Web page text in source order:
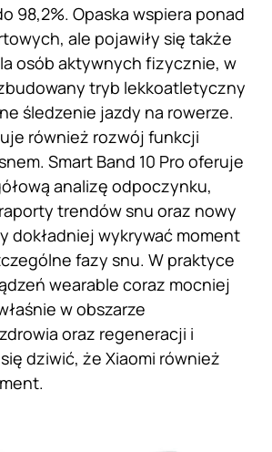
98,2%. Opaska wspiera ponad
ale pojawiły się także
osób aktywnych fizycznie, w
tryb lekkoatletyczny
śledzenie jazdy na rowerze.
również rozwój funkcji
Smart Band 10 Pro oferuje
analizę odpoczynku,
trendów snu oraz nowy
dokładniej wykrywać moment
fazy snu. W praktyce
wearable coraz mocniej
w obszarze
oraz regeneracji i
dziwić, że Xiaomi również